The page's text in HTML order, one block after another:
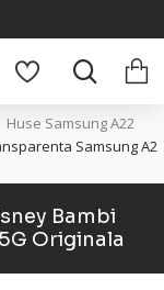
Huse Samsung A22
Samsung A2
Bambi
Originala